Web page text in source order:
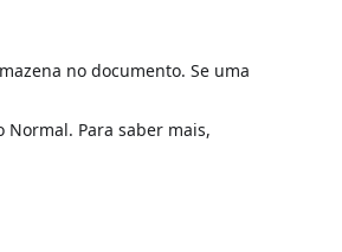
no documento. Se uma
Para saber mais,